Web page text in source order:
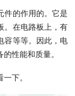
件的作用的。它是
。在电路板上，有
容等等。因此，电
性能和质量。
下。